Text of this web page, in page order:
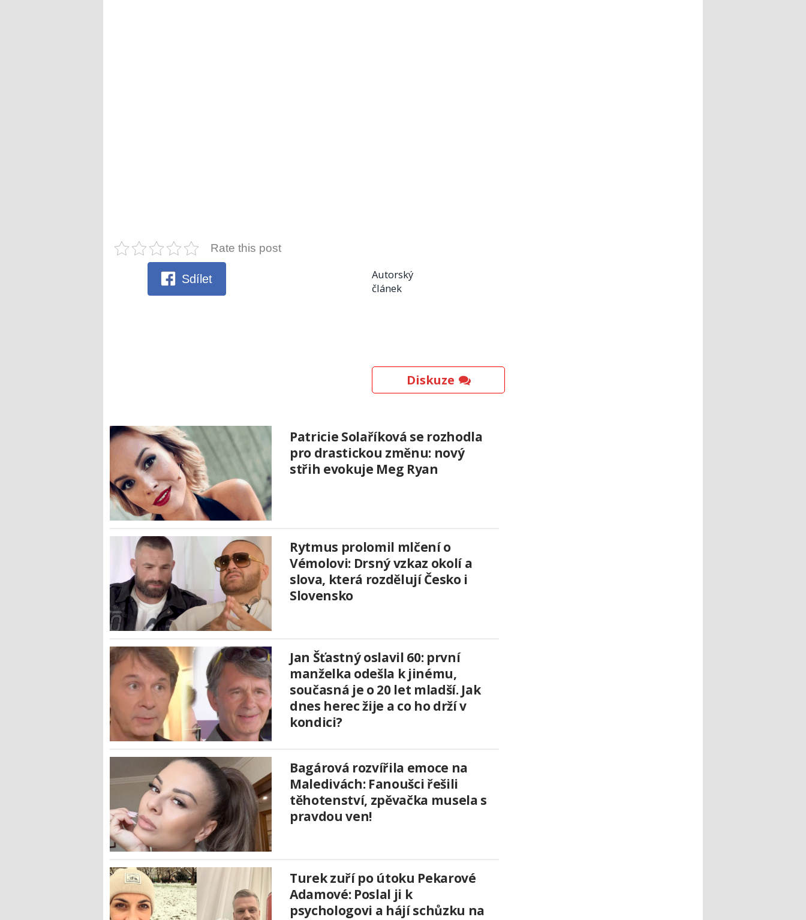
Rate this post
Sdílet
Autorský
článek
Diskuze
Patricie Solaříková se rozhodla
pro drastickou změnu: nový
střih evokuje Meg Ryan
Rytmus prolomil mlčení o
Vémolovi: Drsný vzkaz okolí a
slova, která rozdělují Česko i
Slovensko
Jan Šťastný oslavil 60: první
manželka odešla k jinému,
současná je o 20 let mladší. Jak
dnes herec žije a co ho drží v
kondici?
Bagárová rozvířila emoce na
Maledivách: Fanoušci řešili
těhotenství, zpěvačka musela s
pravdou ven!
Turek zuří po útoku Pekarové
Adamové: Poslal ji k
psychologovi a hájí schůzku na